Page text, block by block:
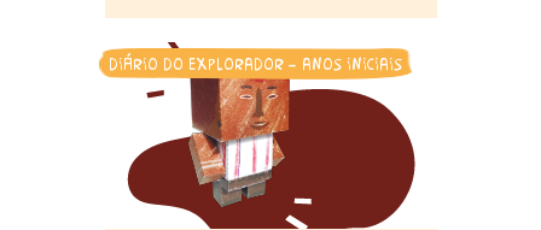
diário do explorador - anos iniciais